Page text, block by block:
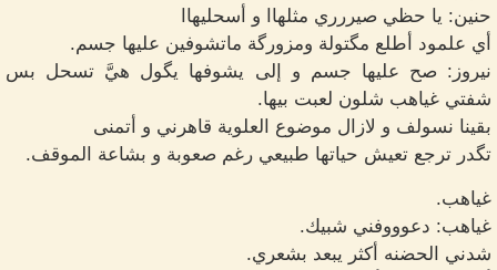
حنين: يا حظي صيررري مثلهاا و أسحليهاا
أي علمود أطلع مگتولة ومزورگة ماتشوفين عليها جسم.
نيروز: صح عليها جسم و إلى يشوفها يگول هيَّ تسحل بس
شفتي غياهب شلون لعبت بيها.
بقينا نسولف و لازال موضوع العلوية قاهرني و أتمنى
تگدر ترجع تعيش حياتها طبيعي رغم صعوبة و بشاعة الموقف.
غياهب.
غياهب: دعوووفني شبيك.
شدني الحضنه أكثر يبعد بشعري.